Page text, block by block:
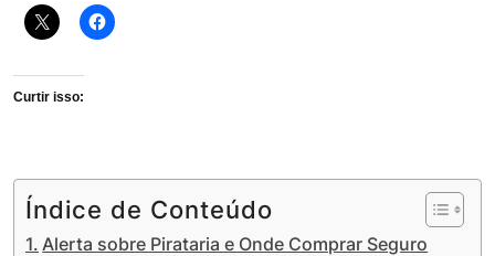
Curtir isso:
Índice de Conteúdo
Alerta sobre Pirataria e Onde Comprar Seguro